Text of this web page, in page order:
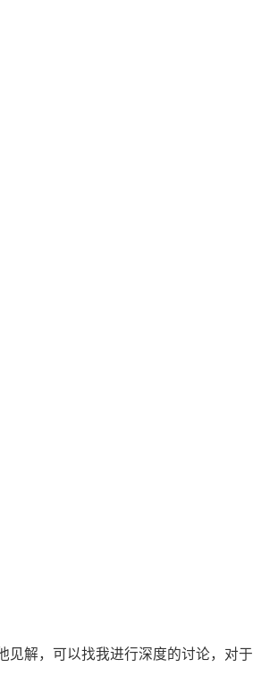
见解，可以找我进行深度的讨论，对于